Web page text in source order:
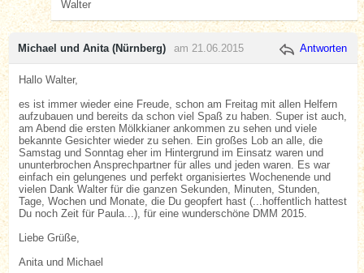
Walter
Michael und Anita (Nürnberg) am 21.06.2015 Antworten
Hallo Walter,
es ist immer wieder eine Freude, schon am Freitag mit allen Helfern
aufzubauen und bereits da schon viel Spaß zu haben. Super ist auch,
am Abend die ersten Mölkkianer ankommen zu sehen und viele
bekannte Gesichter wieder zu sehen. Ein großes Lob an alle, die
Samstag und Sonntag eher im Hintergrund im Einsatz waren und
ununterbrochen Ansprechpartner für alles und jeden waren. Es war
einfach ein gelungenes und perfekt organisiertes Wochenende und
vielen Dank Walter für die ganzen Sekunden, Minuten, Stunden,
Tage, Wochen und Monate, die Du geopfert hast (...hoffentlich hattest
Du noch Zeit für Paula...), für eine wunderschöne DMM 2015.
Liebe Grüße,
Anita und Michael